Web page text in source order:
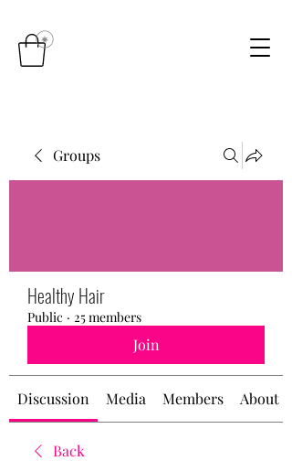
Groups
Healthy Hair
Public · 25 members
Join
Discussion Media Members About
Back